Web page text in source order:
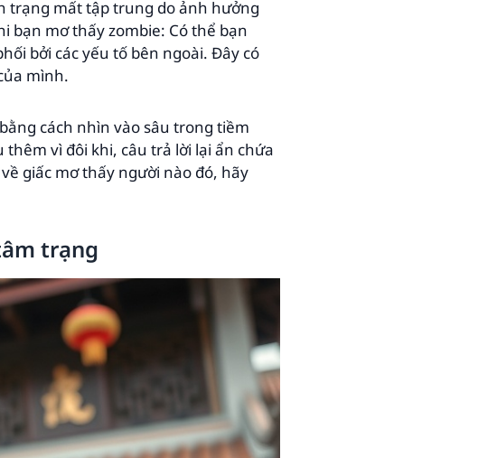
trạng mất tập trung do ảnh hưởng
bạn mơ thấy zombie: Có thể bạn
bởi các yếu tố bên ngoài. Đây có
mình.
cách nhìn vào sâu trong tiềm
vì đôi khi, câu trả lời lại ẩn chứa
giấc mơ thấy người nào đó, hãy
trạng